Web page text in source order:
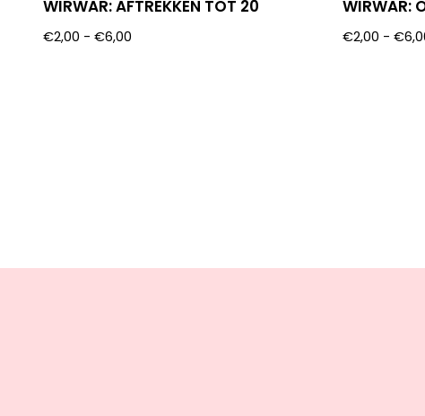
WIRWAR: AFTREKKEN TOT 20
€2,00 - €6,00
WIRWAR:
€2,00 - €